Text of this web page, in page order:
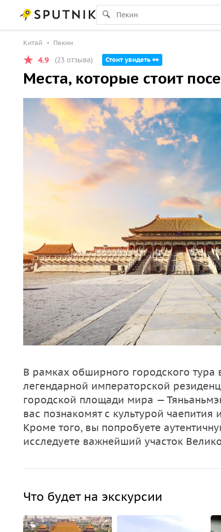
Китай Пекин
4.9 (23 отзыва) Стоит увидеть 👀
Места, которые стоит
В рамках обширного городского тура
легендарной императорской
городской площади мира —
вас познакомят с культурой
Кроме того, вы попробуете
исследуете важнейший участок
Что будет на экскурсии